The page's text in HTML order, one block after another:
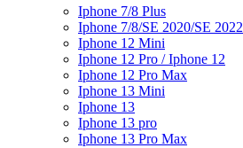
Iphone 7/8 Plus
Iphone 7/8/SE 2020/SE 2022
Iphone 12 Mini
Iphone 12 Pro / Iphone 12
Iphone 12 Pro Max
Iphone 13 Mini
Iphone 13
Iphone 13 pro
Iphone 13 Pro Max